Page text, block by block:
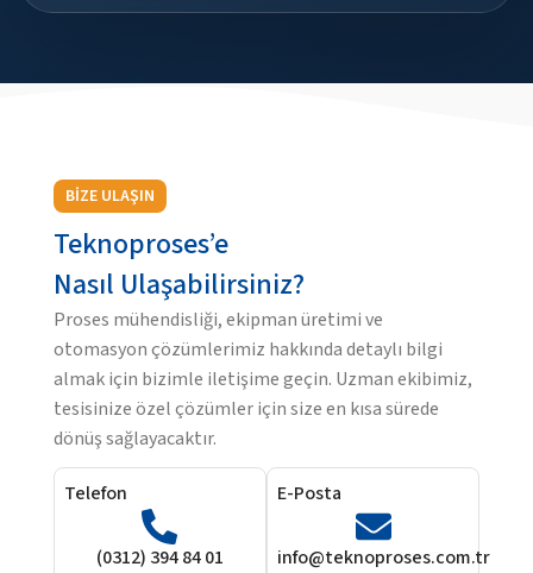
BİZE ULAŞIN
Teknoproses’e
Nasıl Ulaşabilirsiniz?
Proses mühendisliği, ekipman üretimi ve
otomasyon çözümlerimiz hakkında detaylı bilgi
almak için bizimle iletişime geçin. Uzman ekibimiz,
tesisinize özel çözümler için size en kısa sürede
dönüş sağlayacaktır.
Telefon
(0312) 394 84 01
E-Posta
info@teknoproses.com.tr